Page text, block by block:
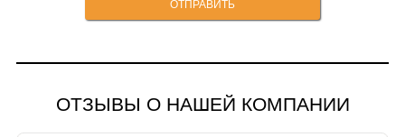
ОТЗЫВЫ О НАШЕЙ КОМПАНИИ